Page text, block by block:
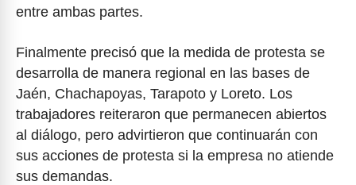
entre ambas partes.
Finalmente precisó que la medida de protesta se
desarrolla de manera regional en las bases de
Jaén, Chachapoyas, Tarapoto y Loreto. Los
trabajadores reiteraron que permanecen abiertos
al diálogo, pero advirtieron que continuarán con
sus acciones de protesta si la empresa no atiende
sus demandas.